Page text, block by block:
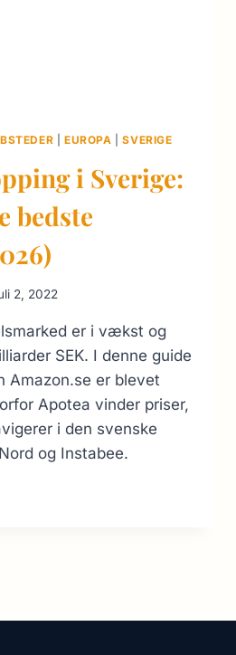
|EUROPA |SVERIGE
i Sverige:
bedste
2, 2022
er i vækst og
SEK. I denne guide
Amazon.se er blevet
Apotea vinder priser,
i den svenske
og Instabee.